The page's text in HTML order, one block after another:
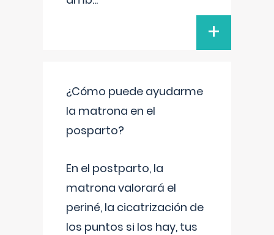
+
¿Cómo puede ayudarme
la matrona en el
posparto?
En el postparto, la
matrona valorará el
periné, la cicatrización de
los puntos si los hay, tus